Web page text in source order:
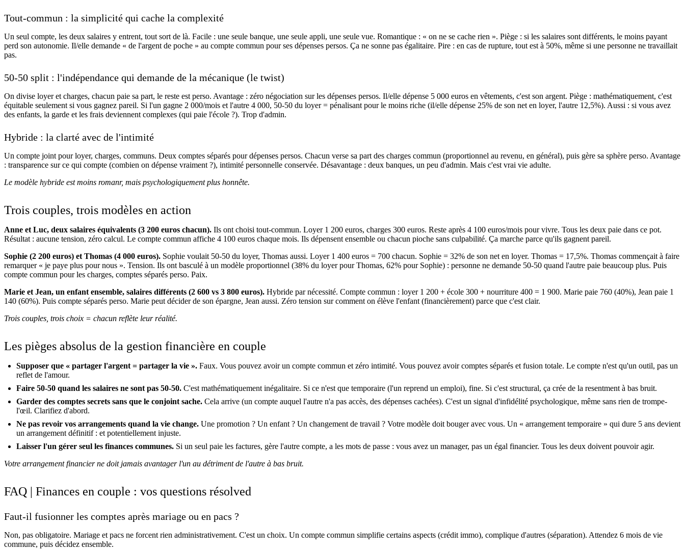
Tout-commun : la simplicité qui cache la complexité
Un seul compte, les deux salaires y entrent, tout sort de là. Facile : une seule banque, une seule appli, une seule vue. Romantique : « on ne se cache rien ». Piège : si les salaires sont différents, le moins payant
perd son autonomie. Il/elle demande « de l'argent de poche » au compte commun pour ses dépenses persos. Ça ne sonne pas égalitaire. Pire : en cas de rupture, tout est à 50%, même si une personne ne travaillait
pas.
50-50 split : l'indépendance qui demande de la mécanique (le twist)
On divise loyer et charges, chacun paie sa part, le reste est perso. Avantage : zéro négociation sur les dépenses persos. Il/elle dépense 5 000 euros en vêtements, c'est son argent. Piège : mathématiquement, c'est
équitable seulement si vous gagnez pareil. Si l'un gagne 2 000/mois et l'autre 4 000, 50-50 du loyer = pénalisant pour le moins riche (il/elle dépense 25% de son net en loyer, l'autre 12,5%). Aussi : si vous avez
des enfants, la garde et les frais deviennent complexes (qui paie l'école ?). Trop d'admin.
Hybride : la clarté avec de l'intimité
Un compte joint pour loyer, charges, communs. Deux comptes séparés pour dépenses persos. Chacun verse sa part des charges commun (proportionnel au revenu, en général), puis gère sa sphère perso. Avantage
: transparence sur ce qui compte (combien on dépense vraiment ?), intimité personnelle conservée. Désavantage : deux banques, un peu d'admin. Mais c'est vrai vie adulte.
Le modèle hybride est moins romanr, mais psychologiquement plus honnête.
Trois couples, trois modèles en action
Anne et Luc, deux salaires équivalents (3 200 euros chacun). Ils ont choisi tout-commun. Loyer 1 200 euros, charges 300 euros. Reste après 4 100 euros/mois pour vivre. Tous les deux paie dans ce pot.
Résultat : aucune tension, zéro calcul. Le compte commun affiche 4 100 euros chaque mois. Ils dépensent ensemble ou chacun pioche sans culpabilité. Ça marche parce qu'ils gagnent pareil.
Sophie (2 200 euros) et Thomas (4 000 euros). Sophie voulait 50-50 du loyer, Thomas aussi. Loyer 1 400 euros = 700 chacun. Sophie = 32% de son net en loyer. Thomas = 17,5%. Thomas commençait à faire
remarquer « je paye plus pour nous ». Tension. Ils ont basculé à un modèle proportionnel (38% du loyer pour Thomas, 62% pour Sophie) : personne ne demande 50-50 quand l'autre paie beaucoup plus. Puis
compte commun pour les charges, comptes séparés perso. Paix.
Marie et Jean, un enfant ensemble, salaires différents (2 600 vs 3 800 euros). Hybride par nécessité. Compte commun : loyer 1 200 + école 300 + nourriture 400 = 1 900. Marie paie 760 (40%), Jean paie 1
140 (60%). Puis compte séparés perso. Marie peut décider de son épargne, Jean aussi. Zéro tension sur comment on élève l'enfant (financièrement) parce que c'est clair.
Trois couples, trois choix = chacun reflète leur réalité.
Les pièges absolus de la gestion financière en couple
Supposer que « partager l'argent = partager la vie ». Faux. Vous pouvez avoir un compte commun et zéro intimité. Vous pouvez avoir comptes séparés et fusion totale. Le compte n'est qu'un outil, pas un
reflet de l'amour.
Faire 50-50 quand les salaires ne sont pas 50-50. C'est mathématiquement inégalitaire. Si ce n'est que temporaire (l'un reprend un emploi), fine. Si c'est structural, ça crée de la resentment à bas bruit.
Garder des comptes secrets sans que le conjoint sache. Cela arrive (un compte auquel l'autre n'a pas accès, des dépenses cachées). C'est un signal d'infidélité psychologique, même sans rien de trompe-
l'œil. Clarifiez d'abord.
Ne pas revoir vos arrangements quand la vie change. Une promotion ? Un enfant ? Un changement de travail ? Votre modèle doit bouger avec vous. Un « arrangement temporaire » qui dure 5 ans devient
un arrangement définitif : et potentiellement injuste.
Laisser l'un gérer seul les finances communes. Si un seul paie les factures, gère l'autre compte, a les mots de passe : vous avez un manager, pas un égal financier. Tous les deux doivent pouvoir agir.
Votre arrangement financier ne doit jamais avantager l'un au détriment de l'autre à bas bruit.
FAQ | Finances en couple : vos questions résolved
Faut-il fusionner les comptes après mariage ou en pacs ?
Non, pas obligatoire. Mariage et pacs ne forcent rien administrativement. C'est un choix. Un compte commun simplifie certains aspects (crédit immo), complique d'autres (séparation). Attendez 6 mois de vie
commune, puis décidez ensemble.